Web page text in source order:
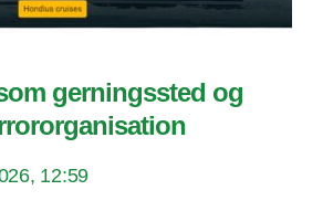
gerningssted og
12:59